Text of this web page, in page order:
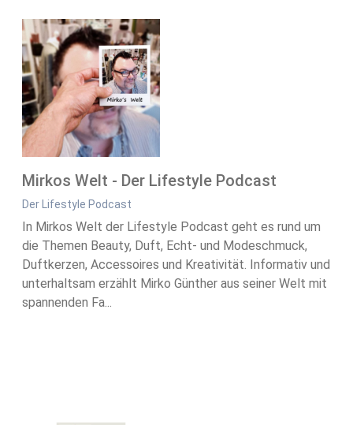
Mirkos Welt - Der Lifestyle Podcast
Der Lifestyle Podcast
In Mirkos Welt der Lifestyle Podcast geht es rund um
die Themen Beauty, Duft, Echt- und Modeschmuck,
Duftkerzen, Accessoires und Kreativität. Informativ und
unterhaltsam erzählt Mirko Günther aus seiner Welt mit
spannenden Fa...